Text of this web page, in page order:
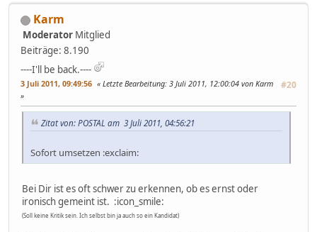
Karm
Moderator Mitglied
Beiträge: 8.190
----I'll be back.----
3 Juli 2011, 09:49:56 #20
Letzte Bearbeitung: 3 Juli 2011, 12:00:04 von Karm
Zitat von: POSTAL am 3 Juli 2011, 04:56:21
Sofort umsetzen :exclaim:
Bei Dir ist es oft schwer zu erkennen, ob es ernst oder
ironisch gemeint ist. :icon_smile:
(Soll keine Kritik sein. Ich selbst bin ja auch so ein Kandidat)